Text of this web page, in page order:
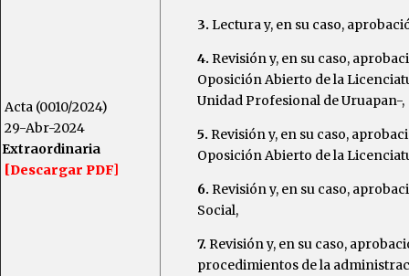
Acta (0010/2024)
29-Abr-2024
Extraordinaria
[Descargar PDF]
3. Lectura y, en su caso,
4. Revisión y, en su caso,
Oposición Abierto de la
Unidad Profesional de Uruapan-,
5. Revisión y, en su caso,
Oposición Abierto de la
6. Revisión y, en su caso,
Social,
7. Revisión y, en su caso,
procedimientos de la